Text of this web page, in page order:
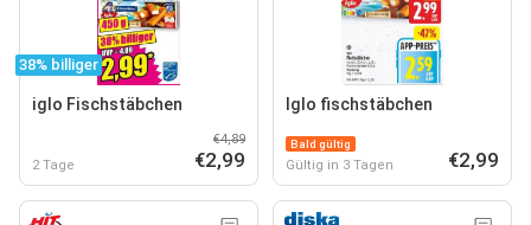
38% billiger
iglo Fischstäbchen
2 Tage
€4,89
€2,99
Iglo fischstäbchen
Bald gültig
Gültig in 3 Tagen €2,99